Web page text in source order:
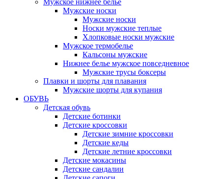
Мужское нижнее белье
Мужские носки
Мужские носки
Носки мужские теплые
Хлопковые носки мужские
Мужское термобелье
Кальсоны мужские
Нижнее белье мужское повседневное
Мужские трусы боксеры
Плавки и шорты для плавания
Мужские шорты для купания
ОБУВЬ
Детская обувь
Детские ботинки
Детские кроссовки
Детские зимние кроссовки
Детские кеды
Детские летние кроссовки
Детские мокасины
Детские сандалии